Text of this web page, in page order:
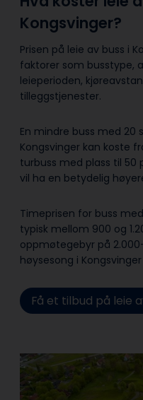
Kongsvinger?
Prisen på leie av buss i
faktorer som busstype,
leieperioden,
tilleggstjenester.
En mindre buss med 20
Kongsvinger kan koste
turbuss med plass til 50
vil ha en betydelig
Timeprisen for buss
typisk mellom 900 og
oppmøtegebyr på
høysesong i
Få et tilbud på leie